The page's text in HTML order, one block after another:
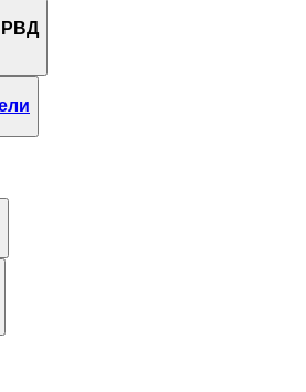
РВД